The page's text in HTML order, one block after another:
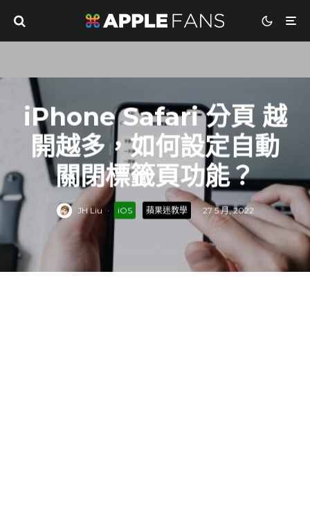
iPhone Safari 分頁 越
開越多，如何設定自動
關閉標籤頁功能？
JH Liu · iOS 蘋果迷教學 · 27 5 月, 2022